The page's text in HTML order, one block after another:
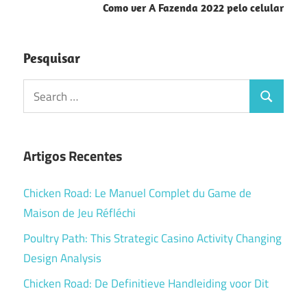
Como ver A Fazenda 2022 pelo celular
Pesquisar
Search
for:
Search
Artigos Recentes
Chicken Road: Le Manuel Complet du Game de
Maison de Jeu Réfléchi
Poultry Path: This Strategic Casino Activity Changing
Design Analysis
Chicken Road: De Definitieve Handleiding voor Dit